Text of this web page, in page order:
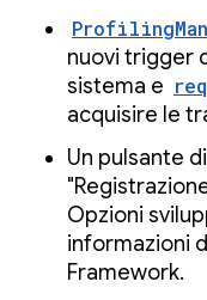
nuovi trigger
sistema e
acquisire le
Un pulsante
Opzioni
informazioni
Framework.